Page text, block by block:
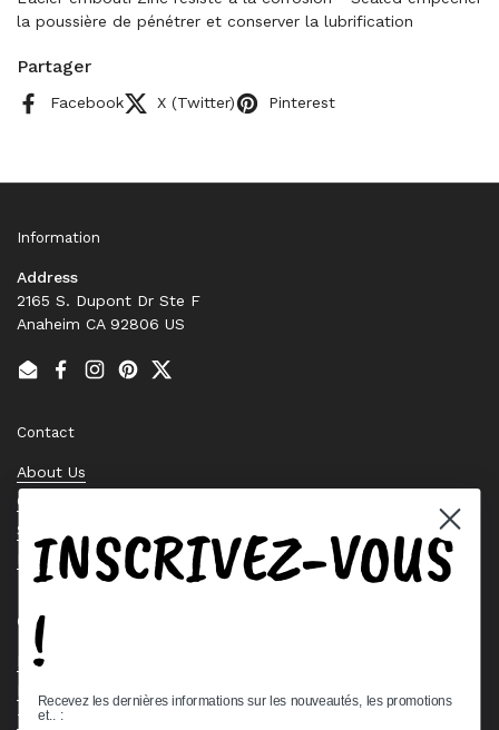
la poussière de pénétrer et conserver la lubrification
Partager
Facebook X (Twitter) Pinterest
Information
Address
2165 S. Dupont Dr Ste F
Anaheim CA 92806 US
EmailFacebook
Instagram
PinterestTwitter
Contact
About Us
Contact Us
Stock Check
Request a Quote
Quick links
Bearing Knowledge Center
Terms & Conditions
INSCRIVEZ-VOUS
!
Recevez les dernières informations sur les nouveautés, les promotions
et.. :